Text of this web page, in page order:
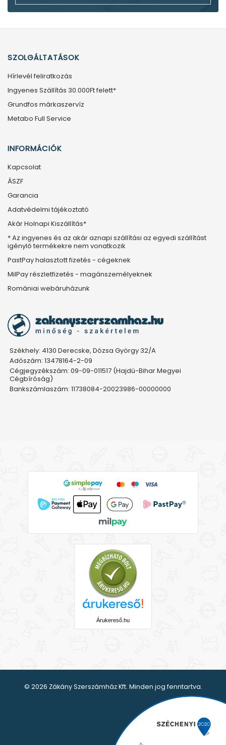
SZOLGÁLTATÁSOK
Hírlevél feliratkozás
Ingyenes Szállítás 30.000Ft felett*
Grundfos márkaszervíz
Metabo Full Service
INFORMÁCIÓK
Kapcsolat
ÁSZF
Garancia
Adatvédelmi tájékoztató
Akár Holnapi Kiszállítás*
* Az ingyenes és az akár aznapi szállítási az egyedi szállítást
igénylő termékekre nem vonatkozik
PastPay halasztott fizetés - cégeknek
MilPay részletfizetés - magánszemélyeknek
Romániai webáruházunk
Székhely: 4130 Derecske, Dózsa György 32/A
Adószám: 13478164-2-09
Cégjegyzékszám: 09-09-011517 (Hajdú-Bihar Megyei
Cégbíróság)
Bankszámlaszám: 11738084-20023986-00000000
Árukereső.hu
© 2026 Zákány Szerszámház Kft. Minden jog fenntartva.